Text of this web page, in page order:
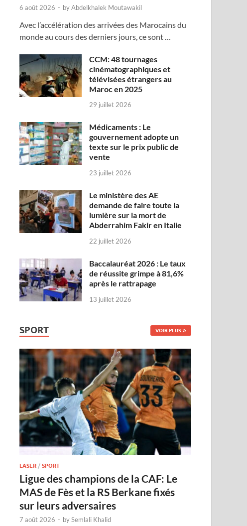
6 août 2026 - byAbdelkhalek Moutawakil
Avec l’accélération des arrivées des Marocains du
monde au cours des derniers jours, ce sont …
CCM: 48 tournages
cinématographiques et
télévisées étrangers au
Maroc en 2025
29 juillet 2026
Médicaments : Le
gouvernement adopte un
texte sur le prix public de
vente
23 juillet 2026
Le ministère des AE
demande de faire toute la
lumière sur la mort de
Abderrahim Fakir en Italie
22 juillet 2026
Baccalauréat 2026 : Le taux
de réussite grimpe à 81,6%
après le rattrapage
13 juillet 2026
SPORT VOIR PLUS
LASER /SPORT
Ligue des champions de la CAF: Le
MAS de Fès et la RS Berkane fixés
sur leurs adversaires
7 août 2026 - bySemlali Khalid